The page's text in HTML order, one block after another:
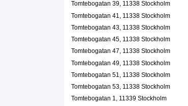
Jan Erik Gustav Larsson
08-343674
Tomtebogatan 13 Lgh 1302, 11339 Stockholm
Asian Power Consulting Services HB
08-58010060
Tomtebogatan 14, 11339 Stockholm
Advokatfirman Jan Cadstedt AB
Jan Cadstedt
08-204403
Tomtebogatan 39, 11338 Stockholm
Tomtebogatan 41, 11338 Stockholm
Tomtebogatan 43, 11338 Stockholm
Tomtebogatan 45, 11338 Stockholm
Tomtebogatan 47, 11338 Stockholm
Tomtebogatan 49, 11338 Stockholm
Tomtebogatan 51, 11338 Stockholm
Tomtebogatan 53, 11338 Stockholm
Tomtebogatan 1, 11339 Stockholm